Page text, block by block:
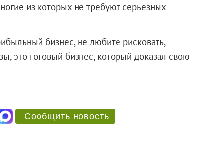
из которых не требуют серьезных
бизнес, не любите рисковать,
это готовый бизнес, который доказал свою
Сообщить новость